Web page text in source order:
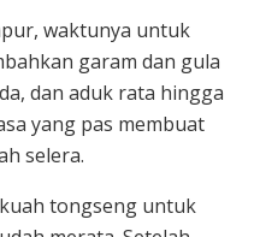
waktunya untuk
garam dan gula
dan aduk rata hingga
yang pas membuat
selera.
tongseng untuk